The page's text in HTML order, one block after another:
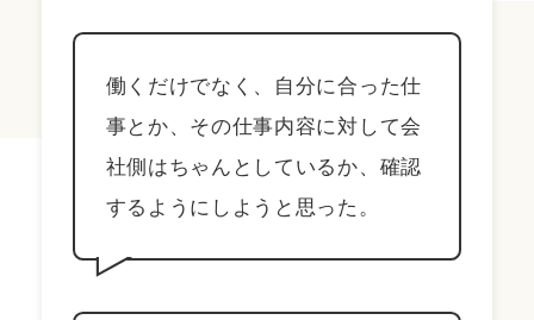
働くだけでなく、自分に合った仕
事とか、その仕事内容に対して会
社側はちゃんとしているか、確認
するようにしようと思った。